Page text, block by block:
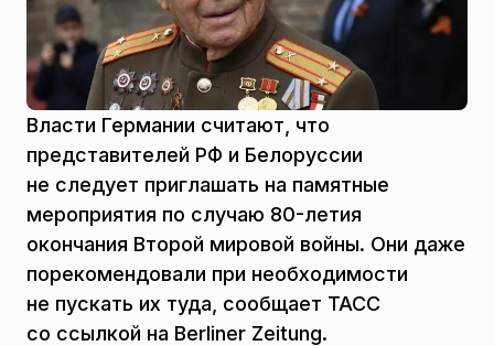
Власти Германии считают, что
представителей РФ и Белоруссии
не следует приглашать на памятные
мероприятия по случаю 80-летия
окончания Второй мировой войны. Они даже
порекомендовали при необходимости
не пускать их туда, сообщает ТАСС
со ссылкой на Berliner Zeitung.